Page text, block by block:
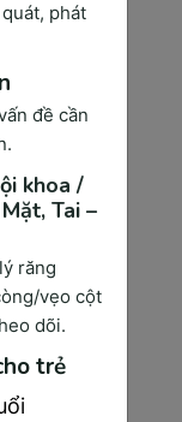
trọng trong
ối cần thiết
mệt mỏi, táo
lưng, đau
pháp như đi
mái, tập
khảo các
theo chỉ
thai kỳ và
cân bằng,
lành mạnh là
cử động của
tình trạng
phát
đề cần
khoa /
Tai –
răng
vẹo cột
dõi.
trẻ